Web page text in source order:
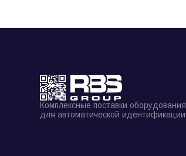
Комплексные поставки оборудования
для автоматической идентификации